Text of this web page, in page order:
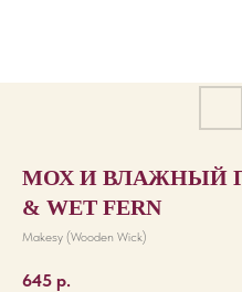
МОХ И ВЛАЖНЫЙ
& WET FERN
Makesy (Wooden Wick)
645 р.